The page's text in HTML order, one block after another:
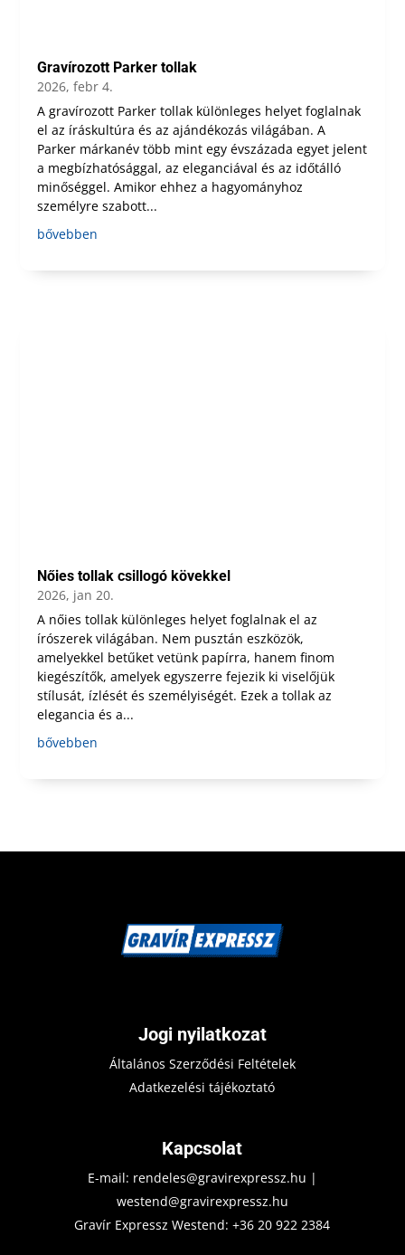
Gravírozott Parker tollak
2026, febr 4.
A gravírozott Parker tollak különleges helyet foglalnak
el az íráskultúra és az ajándékozás világában. A
Parker márkanév több mint egy évszázada egyet jelent
a megbízhatósággal, az eleganciával és az időtálló
minőséggel. Amikor ehhez a hagyományhoz
személyre szabott...
bővebben
Nőies tollak csillogó kövekkel
2026, jan 20.
A nőies tollak különleges helyet foglalnak el az
írószerek világában. Nem pusztán eszközök,
amelyekkel betűket vetünk papírra, hanem finom
kiegészítők, amelyek egyszerre fejezik ki viselőjük
stílusát, ízlését és személyiségét. Ezek a tollak az
elegancia és a...
bővebben
Jogi nyilatkozat
Általános Szerződési Feltételek
Adatkezelési tájékoztató
Kapcsolat
E-mail: rendeles@gravirexpressz.hu |
westend@gravirexpressz.hu
Gravír Expressz Westend:+36 20 922 2384